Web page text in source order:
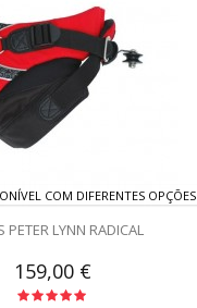
COM DIFERENTES OPÇÕES
PETER LYNN RADICAL
159,00 €